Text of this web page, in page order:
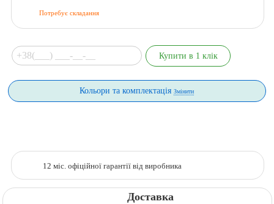
Потребує складання
Кольори та комплектаціяЗмінити
12 міс. офіційної гарантії від виробника
Доставка